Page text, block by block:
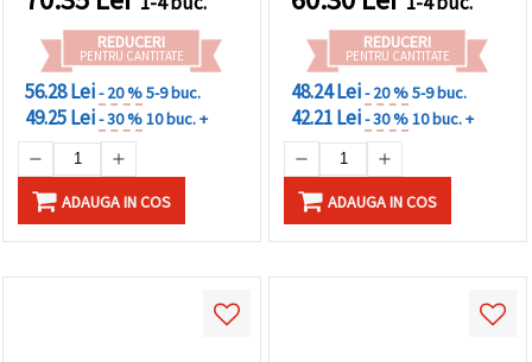
REDUCERI
PENTRU CANTITATE
56.28 Lei- 20 %5-9 buc.
49.25 Lei- 30 %10 buc. +
ADAUGA IN COS
REDUCERI
PENTRU CANTITATE
48.24 Lei- 20 %5-9 buc.
42.21 Lei- 30 %10 buc. +
ADAUGA IN COS